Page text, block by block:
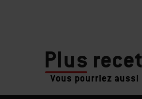
Plus
Vous pourriez aussi